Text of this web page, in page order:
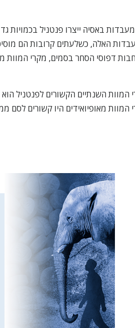
האלה, כשלעתים קרובות הם
דפוסי הסחר בסמים, מקרי המוות